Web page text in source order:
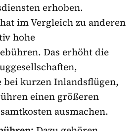
erhoben.
im Vergleich zu anderen
hohe
Das erhöht die
bei kurzen Inlandsflügen,
einen größeren
ausmachen.